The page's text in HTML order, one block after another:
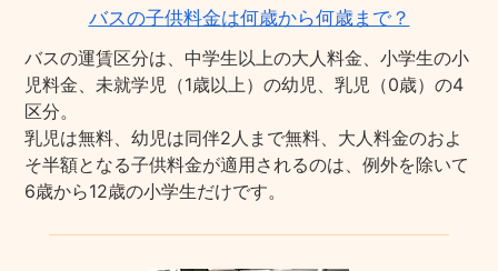
バスの子供料金は何歳から何歳まで？
バスの運賃区分は、中学生以上の大人料金、小学生の小
児料金、未就学児（1歳以上）の幼児、乳児（0歳）の4
区分。
乳児は無料、幼児は同伴2人まで無料、大人料金のおよ
そ半額となる子供料金が適用されるのは、例外を除いて
6歳から12歳の小学生だけです。